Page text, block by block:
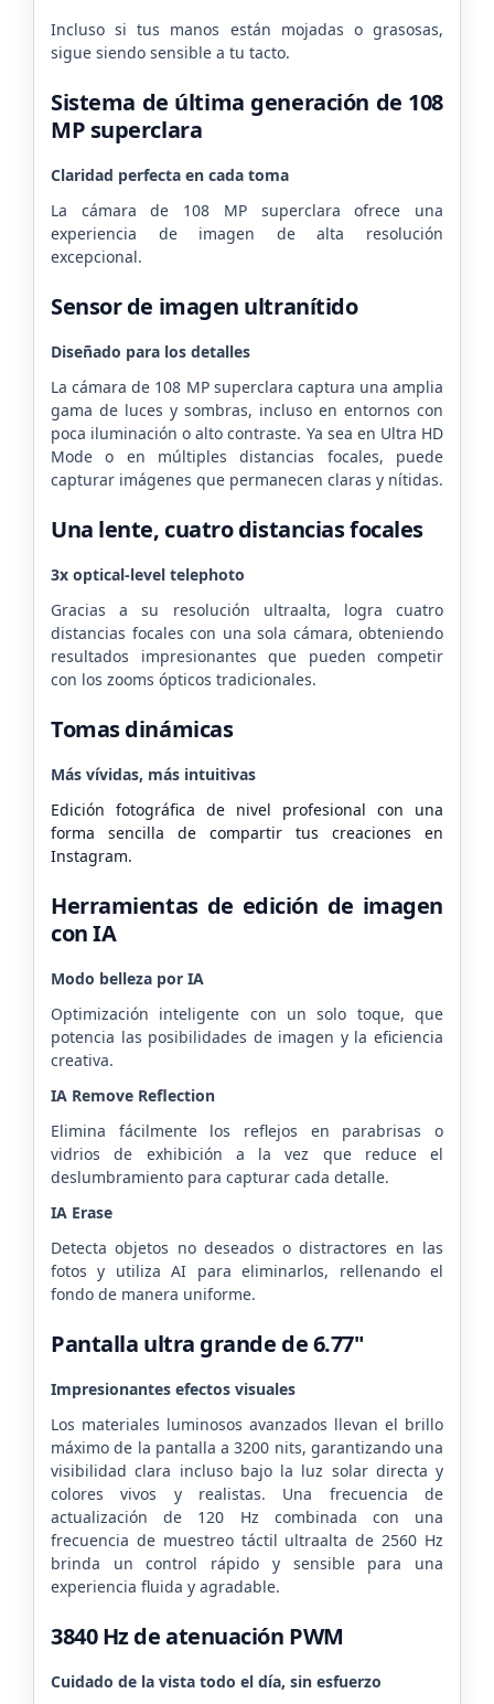
Incluso si tus manos están mojadas o grasosas,
sigue siendo sensible a tu tacto.
Sistema de última generación de 108
MP superclara
Claridad perfecta en cada toma
La cámara de 108 MP superclara ofrece una
experiencia de imagen de alta resolución
excepcional.
Sensor de imagen ultranítido
Diseñado para los detalles
La cámara de 108 MP superclara captura una amplia
gama de luces y sombras, incluso en entornos con
poca iluminación o alto contraste. Ya sea en Ultra HD
Mode o en múltiples distancias focales, puede
capturar imágenes que permanecen claras y nítidas.
Una lente, cuatro distancias focales
3x optical-level telephoto
Gracias a su resolución ultraalta, logra cuatro
distancias focales con una sola cámara, obteniendo
resultados impresionantes que pueden competir
con los zooms ópticos tradicionales.
Tomas dinámicas
Más vívidas, más intuitivas
Edición fotográfica de nivel profesional con una
forma sencilla de compartir tus creaciones en
Instagram.
Herramientas de edición de imagen
con IA
Modo belleza por IA
Optimización inteligente con un solo toque, que
potencia las posibilidades de imagen y la eficiencia
creativa.
IA Remove Reflection
Elimina fácilmente los reflejos en parabrisas o
vidrios de exhibición a la vez que reduce el
deslumbramiento para capturar cada detalle.
IA Erase
Detecta objetos no deseados o distractores en las
fotos y utiliza AI para eliminarlos, rellenando el
fondo de manera uniforme.
Pantalla ultra grande de 6.77"
Impresionantes efectos visuales
Los materiales luminosos avanzados llevan el brillo
máximo de la pantalla a 3200 nits, garantizando una
visibilidad clara incluso bajo la luz solar directa y
colores vivos y realistas. Una frecuencia de
actualización de 120 Hz combinada con una
frecuencia de muestreo táctil ultraalta de 2560 Hz
brinda un control rápido y sensible para una
experiencia fluida y agradable.
3840 Hz de atenuación PWM
Cuidado de la vista todo el día, sin esfuerzo